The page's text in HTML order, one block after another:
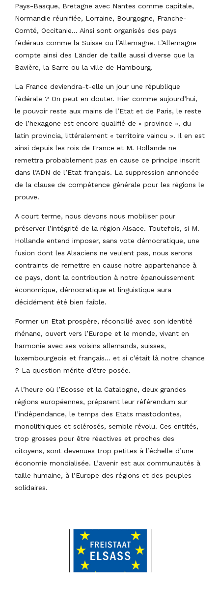
Pays-Basque, Bretagne avec Nantes comme capitale,
Normandie réunifiée, Lorraine, Bourgogne, Franche-
Comté, Occitanie… Ainsi sont organisés des pays
fédéraux comme la Suisse ou l’Allemagne. L’Allemagne
compte ainsi des Länder de taille aussi diverse que la
Bavière, la Sarre ou la ville de Hambourg.
La France deviendra-t-elle un jour une république
fédérale ? On peut en douter. Hier comme aujourd’hui,
le pouvoir reste aux mains de l’Etat et de Paris, le reste
de l’hexagone est encore qualifié de « province », du
latin provincia, littéralement « territoire vaincu ». Il en est
ainsi depuis les rois de France et M. Hollande ne
remettra probablement pas en cause ce principe inscrit
dans l’ADN de l’Etat français. La suppression annoncée
de la clause de compétence générale pour les régions le
prouve.
A court terme, nous devons nous mobiliser pour
préserver l’intégrité de la région Alsace. Toutefois, si M.
Hollande entend imposer, sans vote démocratique, une
fusion dont les Alsaciens ne veulent pas, nous serons
contraints de remettre en cause notre appartenance à
ce pays, dont la contribution à notre épanouissement
économique, démocratique et linguistique aura
décidément été bien faible.
Former un Etat prospère, réconcilié avec son identité
rhénane, ouvert vers l’Europe et le monde, vivant en
harmonie avec ses voisins allemands, suisses,
luxembourgeois et français… et si c’était là notre chance
? La question mérite d’être posée.
A l’heure où l’Ecosse et la Catalogne, deux grandes
régions européennes, préparent leur référendum sur
l’indépendance, le temps des Etats mastodontes,
monolithiques et sclérosés, semble révolu. Ces entités,
trop grosses pour être réactives et proches des
citoyens, sont devenues trop petites à l’échelle d’une
économie mondialisée. L’avenir est aux communautés à
taille humaine, à l’Europe des régions et des peuples
solidaires.